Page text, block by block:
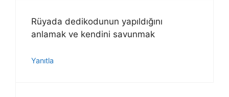
Rüyada dedikodunun yapıldığını
anlamak ve kendini savunmak
Yanıtla